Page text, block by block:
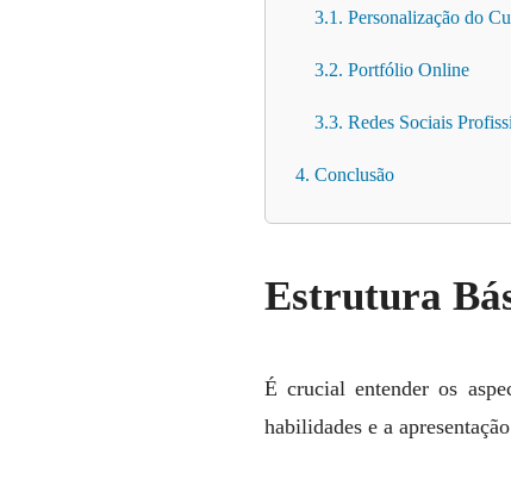
3.1. Personalização do
3.2. Portfólio Online
3.3. Redes Sociais
4. Conclusão
Estrutura
É crucial entender os
habilidades e a